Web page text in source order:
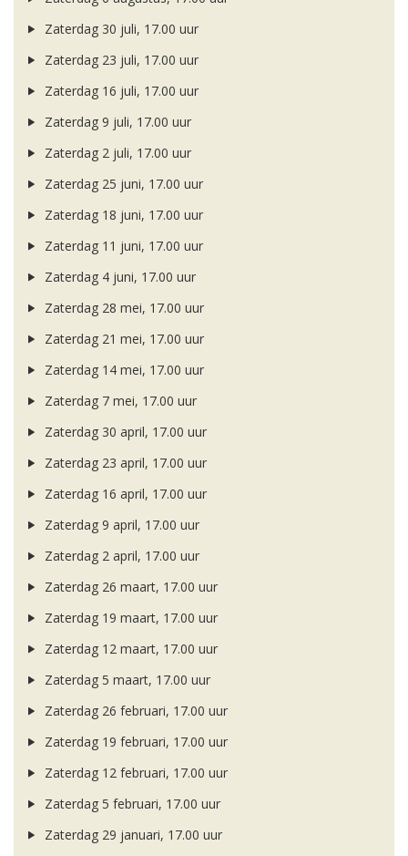
Zaterdag 30 juli, 17.00 uur
Zaterdag 23 juli, 17.00 uur
Zaterdag 16 juli, 17.00 uur
Zaterdag 9 juli, 17.00 uur
Zaterdag 2 juli, 17.00 uur
Zaterdag 25 juni, 17.00 uur
Zaterdag 18 juni, 17.00 uur
Zaterdag 11 juni, 17.00 uur
Zaterdag 4 juni, 17.00 uur
Zaterdag 28 mei, 17.00 uur
Zaterdag 21 mei, 17.00 uur
Zaterdag 14 mei, 17.00 uur
Zaterdag 7 mei, 17.00 uur
Zaterdag 30 april, 17.00 uur
Zaterdag 23 april, 17.00 uur
Zaterdag 16 april, 17.00 uur
Zaterdag 9 april, 17.00 uur
Zaterdag 2 april, 17.00 uur
Zaterdag 26 maart, 17.00 uur
Zaterdag 19 maart, 17.00 uur
Zaterdag 12 maart, 17.00 uur
Zaterdag 5 maart, 17.00 uur
Zaterdag 26 februari, 17.00 uur
Zaterdag 19 februari, 17.00 uur
Zaterdag 12 februari, 17.00 uur
Zaterdag 5 februari, 17.00 uur
Zaterdag 29 januari, 17.00 uur